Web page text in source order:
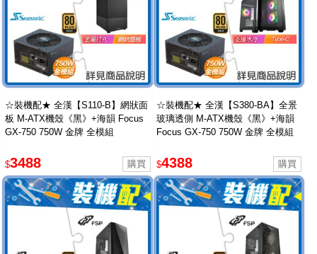
☆裝機配★ 全漢【S110-B】網狀面
板 M-ATX機殼《黑》+海韻 Focus
GX-750 750W 金牌 全模組
$3488
☆裝機配★ 全漢【S380-BA】全景
玻璃透側 M-ATX機殼《黑》+海韻
Focus GX-750 750W 金牌 全模組
$4388